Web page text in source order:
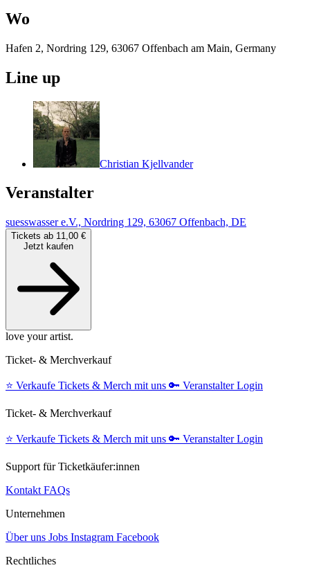
Wo
Hafen 2, Nordring 129, 63067 Offenbach am Main, Germany
Line up
Christian Kjellvander
Veranstalter
suesswasser e.V., Nordring 129, 63067 Offenbach, DE
Tickets ab 11,00 €
Jetzt kaufen
love your artist.
Ticket- & Merchverkauf
⭐️ Verkaufe Tickets & Merch mit uns 🔑 Veranstalter Login
Ticket- & Merchverkauf
⭐️ Verkaufe Tickets & Merch mit uns 🔑 Veranstalter Login
Support für Ticketkäufer:innen
Kontakt FAQs
Unternehmen
Über uns Jobs Instagram Facebook
Rechtliches